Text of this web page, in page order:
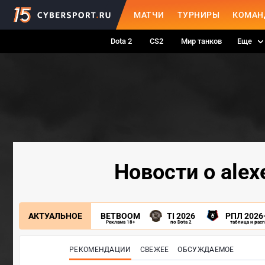
МАТЧИ ТУРНИРЫ
Dota 2 CS2 Мир танков Еще
Новости о
АКТУАЛЬНОЕ BETBOOM
Реклама 18+
TI 2026
по Dota 2
РПЛ
таблица и
РЕКОМЕНДАЦИИ СВЕЖЕЕ ОБСУЖДАЕМОЕ